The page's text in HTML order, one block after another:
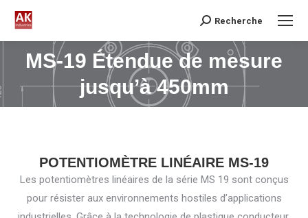
Search:Recherche
MS-19 Étendue de mesure
jusqu’à 450mm
Vous êtes ici :
POTENTIOMÈTRE LINÉAIRE MS-19
Les potentiomètres linéaires de la série MS 19 sont conçus
pour résister aux environnements hostiles d’applications